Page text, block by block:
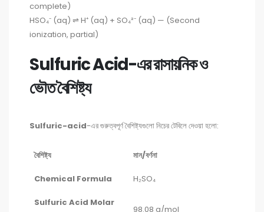
complete)
HSO₄⁻ (aq) ⇌ H⁺ (aq) + SO₄²⁻ (aq) — (Second
ionization, partial)
Sulfuric Acid-এর রাসায়নিক ও
ভৌত বৈশিষ্ট্য
Sulfuric-acid-এর গুরুত্বপূর্ণ বৈশিষ্ট্যগুলো নিচের টেবিলে দেওয়া হলো:
বৈশিষ্ট্য মান/বর্ণনা
Chemical Formula H₂SO₄
Sulfuric Acid Molar
98.08 g/mol